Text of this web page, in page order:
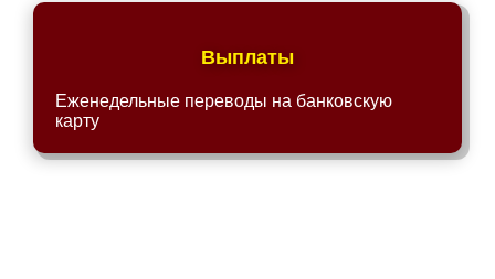
Выплаты
Еженедельные переводы на банковскую
карту